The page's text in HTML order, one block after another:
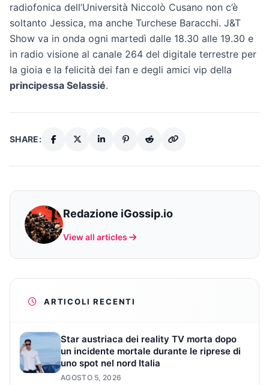
radiofonica dell’Università Niccolò Cusano non c’è
soltanto Jessica, ma anche Turchese Baracchi. J&T
Show va in onda ogni martedì dalle 18.30 alle 19.30 e
in radio visione al canale 264 del digitale terrestre per
la gioia e la felicità dei fan e degli amici vip della
principessa Selassié.
SHARE:
Redazione iGossip.io
View all articles
ARTICOLI RECENTI
Star austriaca dei reality TV morta dopo
un incidente mortale durante le riprese di
uno spot nel nord Italia
AGOSTO 5, 2026